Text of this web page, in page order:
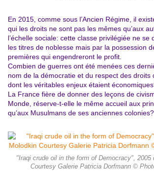
En 2015, comme sous l’Ancien Régime, il
qui les droits ne sont pas les mêmes qu’aux
l’échelle sociale: cette classe privilégiée ne se
les titres de noblesse mais par la possession
premières qui engendreront le profit.
Combien de guerres ont été menées ces
nom de la démocratie et du respect des droits
dont les véritables enjeux étaient
La France fière de donner des leçons de
Monde, réserve-t-elle le même accueil aux
qu’aux Musulmans de ses anciennes colonies?
"Iraqi crude oil in the form of Democracy", 2005
Courtesy Galerie Patricia Dorfmann ©